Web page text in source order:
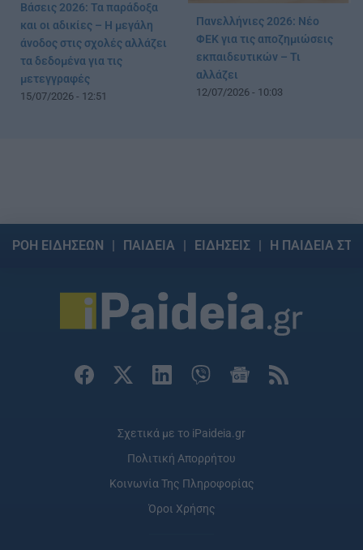
Βάσεις 2026: Τα παράδοξα
και οι αδικίες – Η μεγάλη
άνοδος στις σχολές αλλάζει
τα δεδομένα για τις
μετεγγραφές
15/07/2026 - 12:51
Πανελλήνιες 2026: Νέο
ΦΕΚ για τις αποζημιώσεις
εκπαιδευτικών – Τι
αλλάζει
12/07/2026 - 10:03
ΡΟΗ ΕΙΔΗΣΕΩΝ ΠΑΙΔΕΙΑ ΕΙΔΗΣΕΙΣ Η ΠΑΙΔΕΙΑ
Σχετικά με το iPaideia.gr
Πολιτική Απορρήτου
Κοινωνία Της Πληροφορίας
Όροι Χρήσης